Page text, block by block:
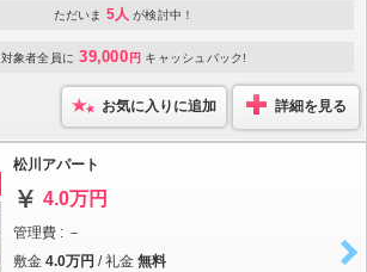
ただいま 5人 が検討中！
対象者全員に 39,000 円 キャッシュバック!
お気に入りに追加 詳細を見る
松川アパート
4.0万円
管理費 : －
敷金 4.0万円 / 礼金 無料